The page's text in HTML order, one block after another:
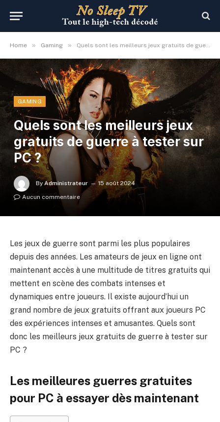
Home » Gaming » Quels sont les meilleurs jeux gratuits de guerre à tester sur PC ?
GAMING
Quels sont les meilleurs jeux
gratuits de guerre à tester sur
PC ?
By Administrateur
15 août 2024
Aucun commentaire
Les jeux de guerre sont parmi les plus populaires
depuis des années. Les amateurs de jeux en ligne ont
maintenant accès à une multitude de titres gratuits qui
mettent en scène des combats intenses et
dynamiques entre joueurs. Il existe aujourd’hui un
grand nombre de jeux gratuits offrant aux joueurs PC
des expériences intenses et amusantes. Quels sont
donc les meilleurs jeux gratuits de guerre à tester sur
PC ?
Les meilleures guerres gratuites
pour PC à essayer dès maintenant